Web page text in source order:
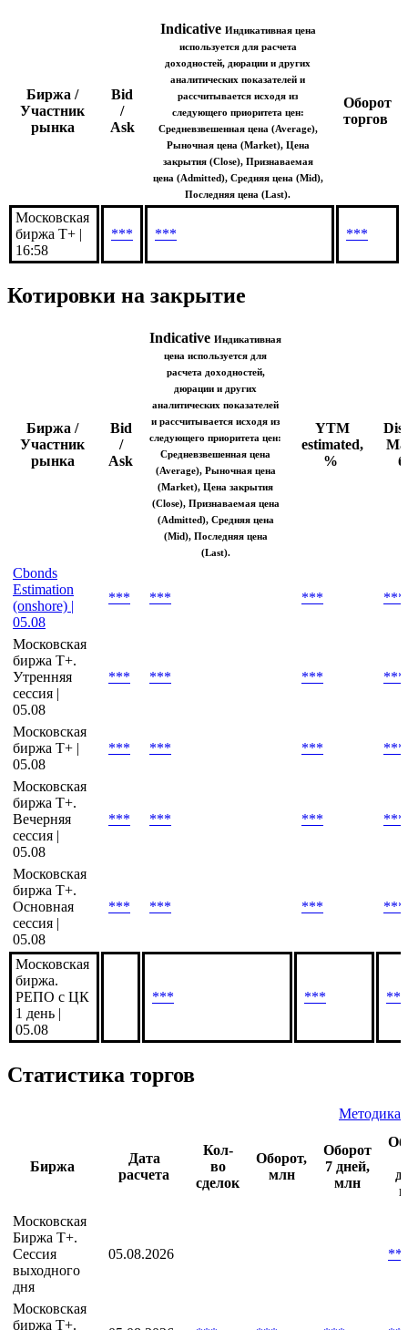
Биржа /
Участник
рынка
Bid
/
Ask
Indicative Индикативная цена
используется для расчета
доходностей, дюрации и других
аналитических показателей и
рассчитывается исходя из
следующего приоритета цен:
Средневзвешенная цена (Average),
Рыночная цена (Market), Цена
закрытия (Close), Признаваемая
цена (Admitted), Средняя цена (Mid),
Последняя цена (Last).
Оборот
торгов
Московская
биржа Т+ |
16:58
*** *** ***
Котировки на закрытие
Биржа /
Участник
рынка
Bid
/
Ask
Indicative Индикативная
цена используется для
расчета доходностей,
дюрации и других
аналитических показателей
и рассчитывается исходя из
следующего приоритета цен:
Средневзвешенная цена
(Average), Рыночная цена
(Market), Цена закрытия
(Close), Признаваемая цена
(Admitted), Средняя цена
(Mid), Последняя цена
(Last).
YTM
estimated,
%
Cbonds
Estimation
(onshore) |
05.08
*** *** *** ***
Московская
биржа T+.
Утренняя
сессия |
05.08
*** *** *** ***
Московская
биржа Т+ |
05.08
*** *** *** ***
Московская
биржа Т+.
Вечерняя
сессия |
05.08
*** *** *** ***
Московская
биржа Т+.
Основная
сессия |
05.08
*** *** *** ***
Московская
биржа.
РЕПО с ЦК
1 день |
05.08
*** *** ***
Статистика торгов
Методика
Биржа
Дата
расчета
Кол-
во
сделок
Оборот,
млн
Оборот
7 дней,
млн
Московская
Биржа T+.
Сессия
выходного
дня
05.08.2026
Московская
биржа T+.